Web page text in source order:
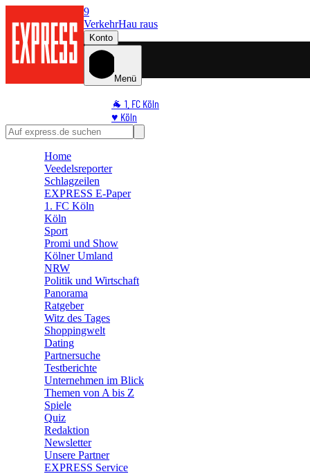
9
VerkehrHau raus
Konto
Menü
🐐 1. FC Köln
♥️ Köln
⭐ Promi
🛒 Shoppingwelt
Home
Veedelsreporter
Schlagzeilen
EXPRESS E-Paper
1. FC Köln
Köln
Sport
Promi und Show
Kölner Umland
NRW
Politik und Wirtschaft
Panorama
Ratgeber
Witz des Tages
Shoppingwelt
Dating
Partnersuche
Testberichte
Unternehmen im Blick
Themen von A bis Z
Spiele
Quiz
Redaktion
Newsletter
Unsere Partner
EXPRESS Service